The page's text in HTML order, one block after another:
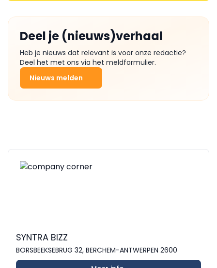
Deel je (nieuws)verhaal
Heb je nieuws dat relevant is voor onze redactie?
Deel het met ons via het meldformulier.
Nieuws melden
SYNTRA BIZZ
BORSBEEKSEBRUG 32, BERCHEM-ANTWERPEN 2600